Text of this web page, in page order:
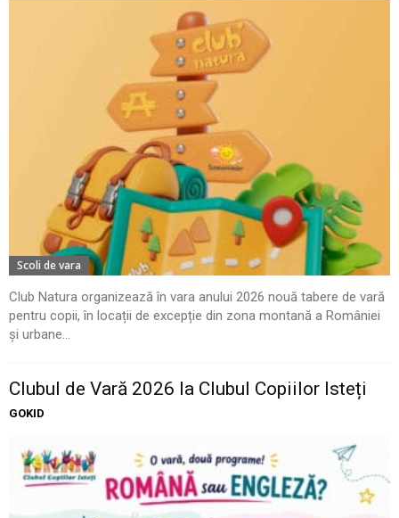
Scoli de vara
Club Natura organizează în vara anului 2026 nouă tabere de vară
pentru copii, în locații de excepție din zona montană a României
și urbane...
Clubul de Vară 2026 la Clubul Copiilor Isteți
GOKID